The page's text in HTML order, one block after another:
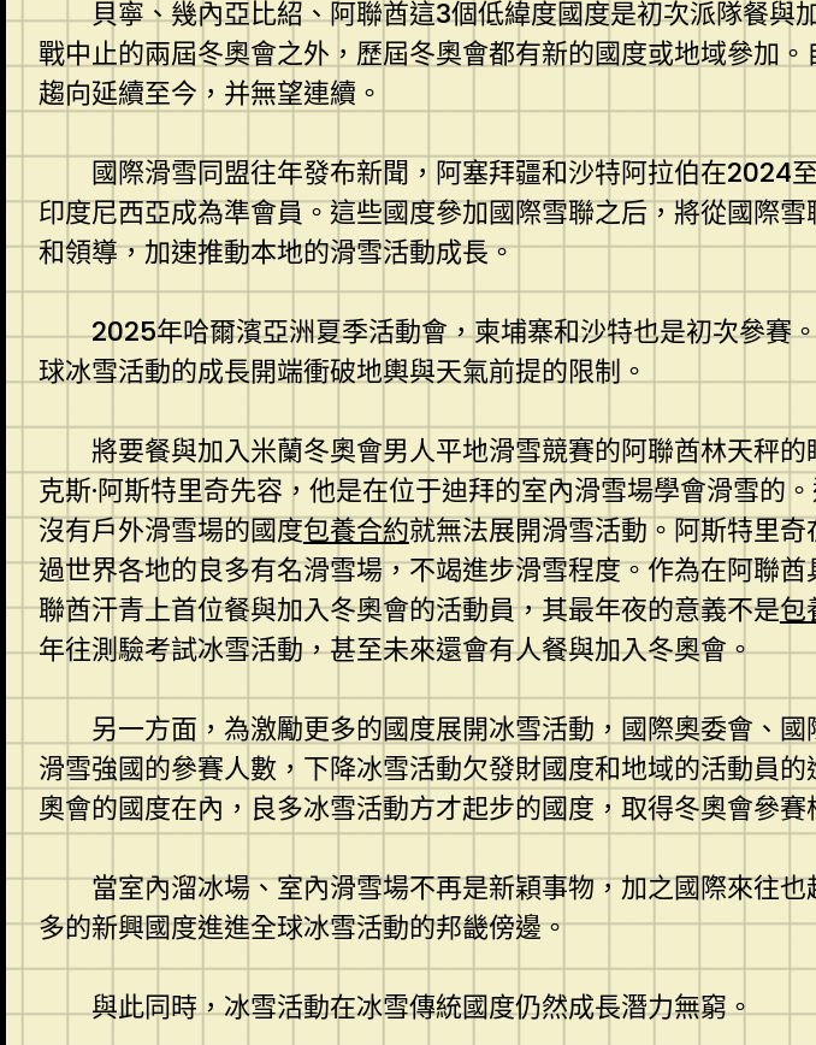
貝寧、幾內亞比紹、阿聯酋這3個低緯度國度是初次派隊餐
戰中止的兩屆冬奧會之外，歷屆冬奧會都有新的國度或地域參加
趨向延續至今，并無望連續。
國際滑雪同盟往年發布新聞，阿塞拜疆和沙特阿拉伯在2024
印度尼西亞成為準會員。這些國度參加國際雪聯之后，將從國際
和領導，加速推動本地的滑雪活動成長。
2025年哈爾濱亞洲夏季活動會，柬埔寨和沙特也是初次參賽
球冰雪活動的成長開端衝破地輿與天氣前提的限制。
將要餐與加入米蘭冬奧會男人平地滑雪競賽的阿聯酋林天秤
克斯·阿斯特里奇先容，他是在位于迪拜的室內滑雪場學會滑雪的
沒有戶外滑雪場的國度包養合約就無法展開滑雪活動。阿斯特里奇
過世界各地的良多有名滑雪場，不竭進步滑雪程度。作為在阿聯
聯酋汗青上首位餐與加入冬奧會的活動員，其最年夜的意義不是包
年往測驗考試冰雪活動，甚至未來還會有人餐與加入冬奧會。
另一方面，為激勵更多的國度展開冰雪活動，國際奧委會、
滑雪強國的參賽人數，下降冰雪活動欠發財國度和地域的活動員
奧會的國度在內，良多冰雪活動方才起步的國度，取得冬奧會參
當室內溜冰場、室內滑雪場不再是新穎事物，加之國際來往
多的新興國度進進全球冰雪活動的邦畿傍邊。
與此同時，冰雪活動在冰雪傳統國度仍然成長潛力無窮。